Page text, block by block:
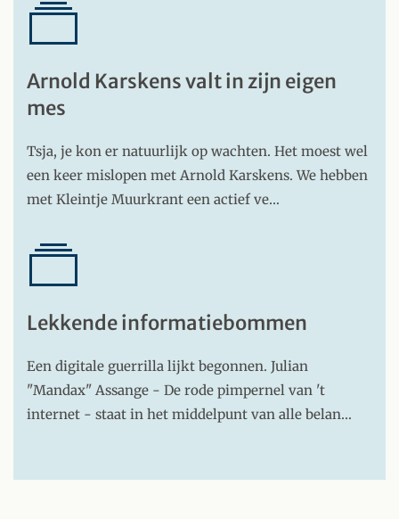
Arnold Karskens valt in zijn eigen
mes
Tsja, je kon er natuurlijk op wachten. Het moest wel
een keer mislopen met Arnold Karskens. We hebben
met Kleintje Muurkrant een actief ve…
Lekkende informatiebommen
Een digitale guerrilla lijkt begonnen. Julian
"Mandax" Assange - De rode pimpernel van 't
internet - staat in het middelpunt van alle belan…